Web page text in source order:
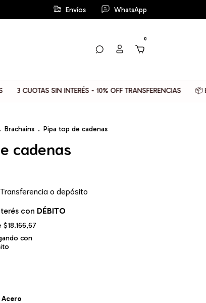
Envíos WhatsApp
0
SIN INTERÉS - 10% OFF TRANSFERENCIAS 📦 ENVIOS
. Brachains . Pipa top de cadenas
cadenas
Transferencia o depósito
con DÉBITO
$18.166,67
con
Acero